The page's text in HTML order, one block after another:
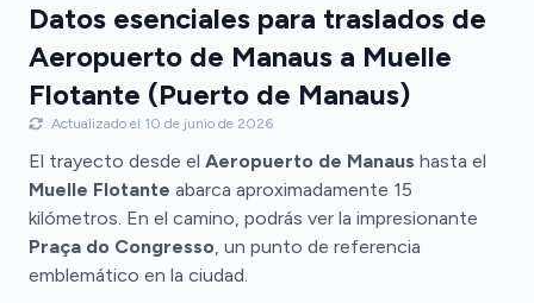
Datos esenciales para traslados de
Aeropuerto de Manaus a Muelle
Flotante (Puerto de Manaus)
Actualizado el 10 de junio de 2026
El trayecto desde el Aeropuerto de Manaus hasta el
Muelle Flotante abarca aproximadamente 15
kilómetros. En el camino, podrás ver la impresionante
Praça do Congresso, un punto de referencia
emblemático en la ciudad.